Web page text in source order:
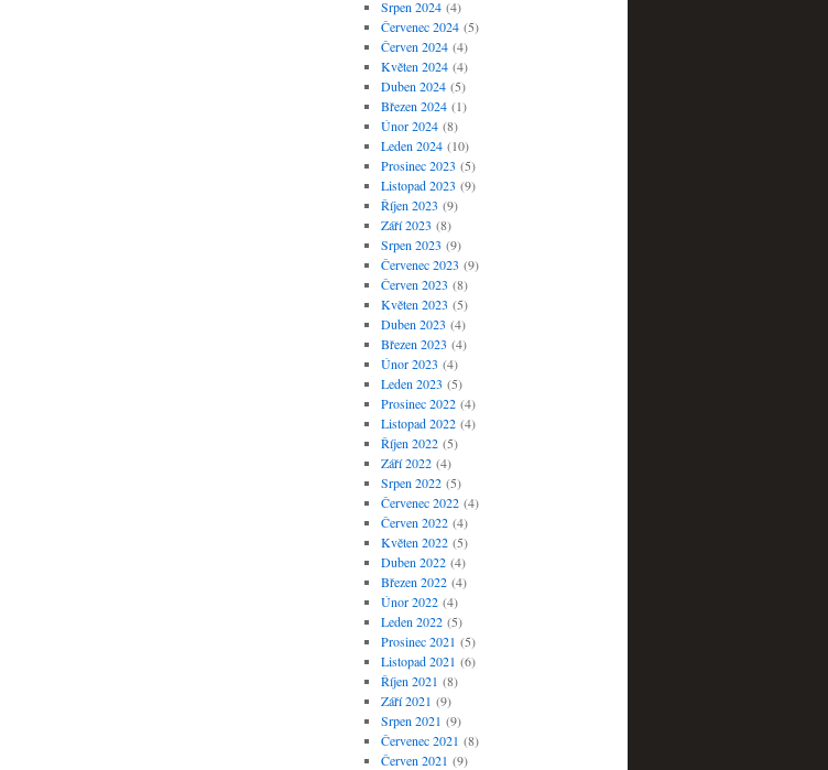
Srpen 2024(4)
Červenec 2024(5)
Červen 2024(4)
Květen 2024(4)
Duben 2024(5)
Březen 2024(1)
Únor 2024(8)
Leden 2024(10)
Prosinec 2023 (5)
Listopad 2023 (9)
Říjen 2023 (9)
Září 2023 (8)
Srpen 2023 (9)
Červenec 2023 (9)
Červen 2023 (8)
Květen 2023 (5)
Duben 2023 (4)
Březen 2023 (4)
Únor 2023 (4)
Leden 2023 (5)
Prosinec 2022(4)
Listopad 2022(4)
Říjen 2022(5)
Září 2022(4)
Srpen 2022(5)
Červenec 2022(4)
Červen 2022(4)
Květen 2022(5)
Duben 2022(4)
Březen 2022(4)
Únor 2022(4)
Leden 2022(5)
Prosinec 2021 (5)
Listopad 2021 (6)
Říjen 2021 (8)
Září 2021 (9)
Srpen 2021 (9)
Červenec 2021 (8)
Červen 2021 (9)